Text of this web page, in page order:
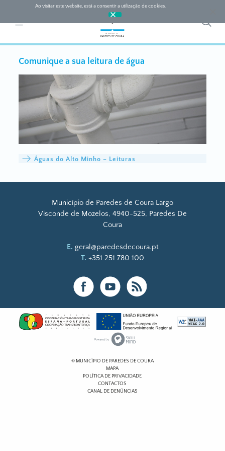
Comunique a sua leitura de água
Águas do Alto Minho – Leituras
Município de Paredes de Coura Largo
Visconde de Mozelos, 4940-525, Paredes De
Coura
E. geral@paredesdecoura.pt
T. +351 251 780 100
© MUNICÍPIO DE PAREDES DE COURA
MAPA
POLÍTICA DE PRIVACIDADE
CONTACTOS
CANAL DE DENÚNCIAS
Ao visitar este website, está a consentir a utilização de cookies.
Ok